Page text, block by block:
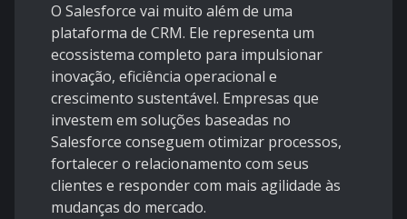
O Salesforce vai muito além de uma
plataforma de CRM. Ele representa um
ecossistema completo para impulsionar
inovação, eficiência operacional e
crescimento sustentável. Empresas que
investem em soluções baseadas no
Salesforce conseguem otimizar processos,
fortalecer o relacionamento com seus
clientes e responder com mais agilidade às
mudanças do mercado.